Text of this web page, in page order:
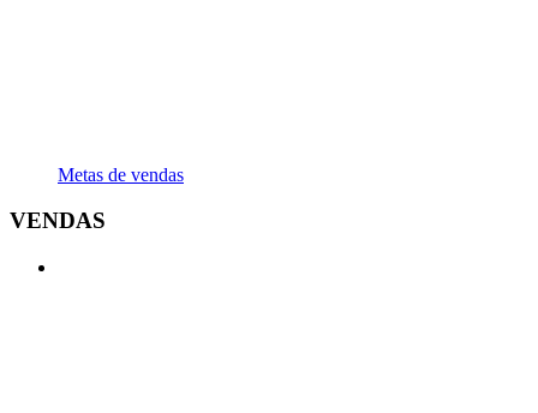
Metas de vendas
VENDAS